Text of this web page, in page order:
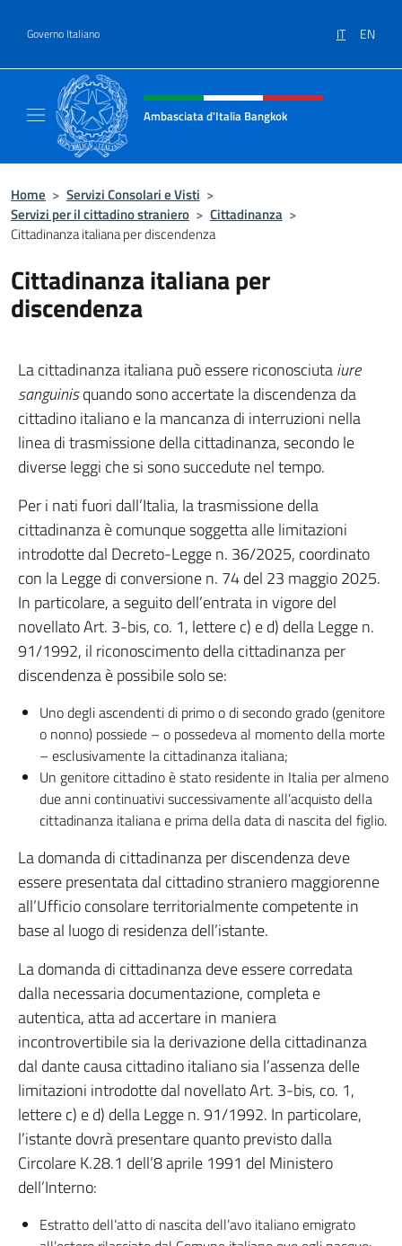
Governo Italiano IT EN
Intestazione sito, social e menù
Ambasciata d'Italia Bangkok
Home > Servizi Consolari e Visti >
Servizi per il cittadino straniero > Cittadinanza >
Cittadinanza italiana per discendenza
Cittadinanza italiana per
discendenza
La cittadinanza italiana può essere riconosciutaiure
sanguinisquando sono accertate la discendenza da
cittadino italiano e la mancanza di interruzioni nella
linea di trasmissione della cittadinanza, secondo le
diverse leggi che si sono succedute nel tempo.
Per i nati fuori dall’Italia, la trasmissione della
cittadinanza è comunque soggetta alle limitazioni
introdotte dal Decreto-Legge n. 36/2025, coordinato
con la Legge di conversione n. 74 del 23 maggio 2025.
In particolare, a seguito dell’entrata in vigore del
novellato Art. 3-bis, co. 1, lettere c) e d) della Legge n.
91/1992, il riconoscimento della cittadinanza per
discendenza è possibile solo se:
Uno degli ascendenti di primo o di secondo grado (genitore
o nonno) possiede – o possedeva al momento della morte
– esclusivamente la cittadinanza italiana;
Un genitore cittadino è stato residente in Italia per almeno
due anni continuativi successivamente all’acquisto della
cittadinanza italiana e prima della data di nascita del figlio.
La domanda di cittadinanza per discendenza deve
essere presentata dal cittadino straniero maggiorenne
all’Ufficio consolare territorialmente competente in
base al luogo di residenza dell’istante.
La domanda di cittadinanza deve essere corredata
dalla necessaria documentazione, completa e
autentica, atta ad accertare in maniera
incontrovertibile sia la derivazione della cittadinanza
dal dante causa cittadino italiano sia l’assenza delle
limitazioni introdotte dal novellato Art. 3-bis, co. 1,
lettere c) e d) della Legge n. 91/1992. In particolare,
l’istante dovrà presentare quanto previsto dalla
Circolare K.28.1 dell’8 aprile 1991 del Ministero
dell’Interno:
Estratto dell’atto di nascita dell’avo italiano emigrato